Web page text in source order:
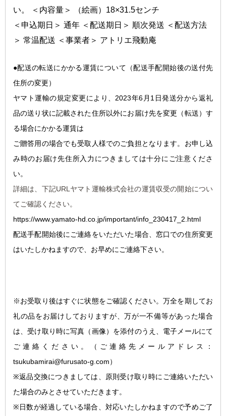
い。
＜内容量＞
（絵画）18×31.5センチ
＜申込期日＞ 通年 ＜配送期日＞ 順次発送 ＜配送方法
＞ 常温配送 ＜事業者＞ アトリエ飛動庵
●配送の転送にかかる運賃について（配送手配開始後の送付先
住所の変更）
ヤマト運輸の規定変更により、2023年6月1日発送分から返礼
品の送り状に記載された住所以外にお届け先を変更（転送）す
る場合にかかる運賃は
ご贈答用の場合でも受取人様でのご負担となります。お申し込
み時のお届け先住所入力につきましては十分にご注意くださ
い。
詳細は、下記URLヤマト運輸株式会社の運賃収受の開始につい
てご確認ください。
https://www.yamato-hd.co.jp/important/info_230417_2.html
配送手配開始後にご連絡をいただいた場合、窓口での住所変更
はいたしかねますので、お早めにご連絡下さい。
※お受取り後はすぐに状態をご確認ください。万全を期してお
礼の品をお届けしておりますが、万が一不備等があった場合
は、受け取り時に写真（画像）を添付のうえ、電子メールにて
ご連絡ください。
（ご連絡先メールアドレス：
tsukubamirai@furusato-g.com）
※返品交換につきましては、原則受け取り時にご連絡いただい
た場合のみとさせていただきます。
※日数が経過している場合、対応いたしかねますので予めご了